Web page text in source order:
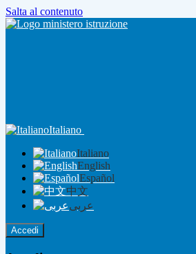
Salta al contenuto
Italiano
Italiano
English
Español
中文
عربى
Accedi